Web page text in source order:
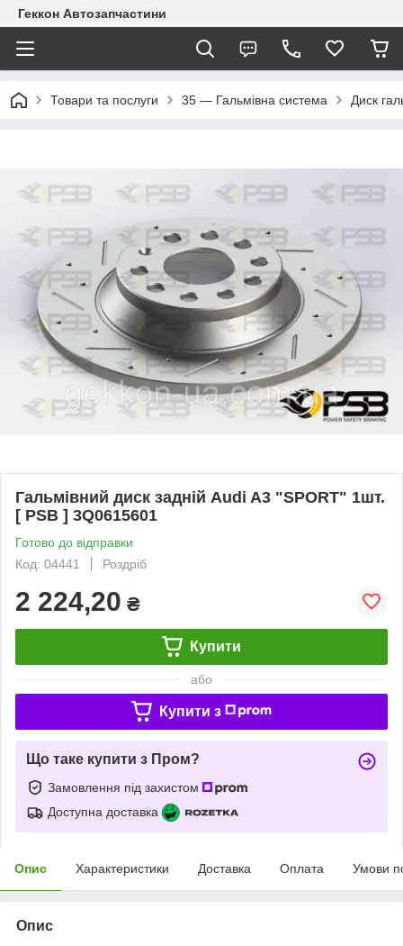
Геккон Автозапчастини
Товари та послуги 35 — Гальмівна система Диск
Гальмівний диск задній Audi A3 "SPORT" 1шт.
[ PSB ] 3Q0615601
Готово до відправки
Код: 04441
Роздріб
2 224,20 ₴
Купити
або
Купити з
Що таке купити з Пром?
Замовлення під захистом
Доступна доставка
Опис Характеристики Доставка Оплата Умови
Опис